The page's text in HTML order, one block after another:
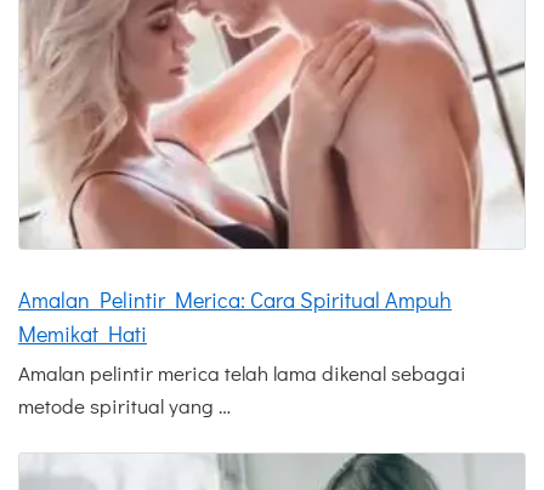
Amalan Pelintir Merica: Cara Spiritual Ampuh
Memikat Hati
Amalan pelintir merica telah lama dikenal sebagai
metode spiritual yang …